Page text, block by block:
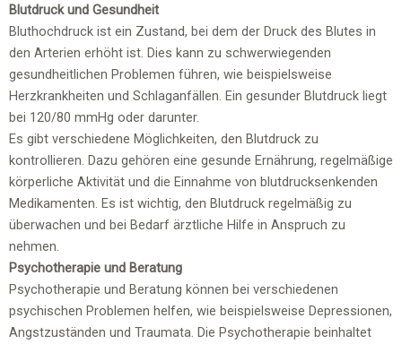
Blutdruck und Gesundheit
Bluthochdruck ist ein Zustand, bei dem der Druck des Blutes in
den Arterien erhöht ist. Dies kann zu schwerwiegenden
gesundheitlichen Problemen führen, wie beispielsweise
Herzkrankheiten und Schlaganfällen. Ein gesunder Blutdruck liegt
bei 120/80 mmHg oder darunter.
Es gibt verschiedene Möglichkeiten, den Blutdruck zu
kontrollieren. Dazu gehören eine gesunde Ernährung, regelmäßige
körperliche Aktivität und die Einnahme von blutdrucksenkenden
Medikamenten. Es ist wichtig, den Blutdruck regelmäßig zu
überwachen und bei Bedarf ärztliche Hilfe in Anspruch zu
nehmen.
Psychotherapie und Beratung
Psychotherapie und Beratung können bei verschiedenen
psychischen Problemen helfen, wie beispielsweise Depressionen,
Angstzuständen und Traumata. Die Psychotherapie beinhaltet